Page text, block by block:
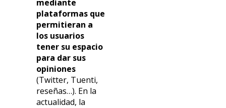
mediante
plataformas que
permitieran a
los usuarios
tener su espacio
para dar sus
opiniones
(Twitter, Tuenti,
reseñas…). En la
actualidad, la